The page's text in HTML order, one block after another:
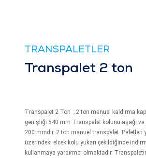
TRANSPALETLER
Transpalet 2 ton
Transpalet 2 Ton ; 2 ton manuel kaldırma
genişliği 540 mm Transpalet kolunu aşağı ve
200 mmdir. 2 ton manuel transpalet Paletleri
üzerindeki elcek kolu yukarı çekildiğinde
kullanmaya yardırmcı olmaktadır.